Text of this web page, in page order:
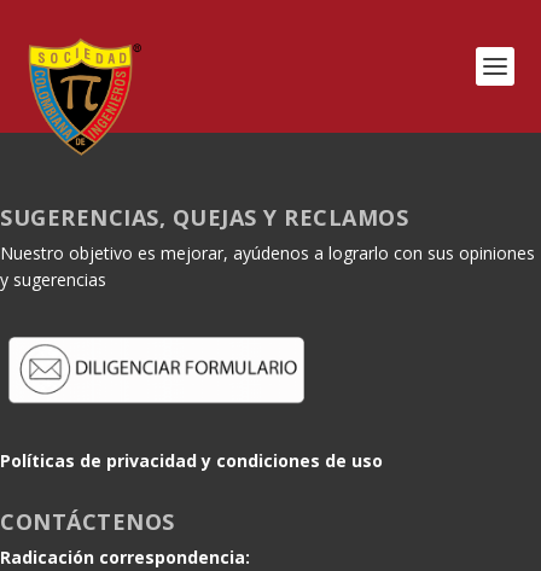
SUGERENCIAS, QUEJAS Y RECLAMOS
Nuestro objetivo es mejorar, ayúdenos a lograrlo con sus opiniones
y sugerencias
Políticas de privacidad y condiciones de uso
CONTÁCTENOS
Radicación correspondencia: